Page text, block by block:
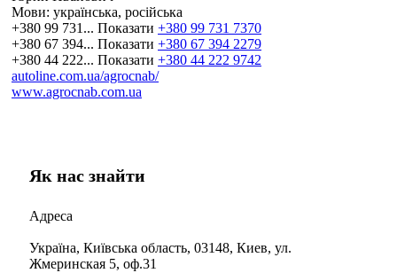
Мови: українська, російська
+380 99 731... Показати +380 99 731 7370
+380 67 394... Показати +380 67 394 2279
+380 44 222... Показати +380 44 222 9742
autoline.com.ua/agrocnab/
www.agrocnab.com.ua
Як нас знайти
Адреса
Україна, Київська область, 03148, Киев, ул.
Жмеринская 5, оф.31